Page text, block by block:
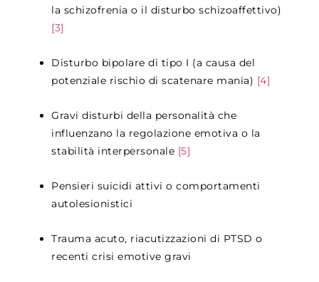
la schizofrenia o il disturbo schizoaffettivo)
[3]
Disturbo bipolare di tipo I (a causa del
potenziale rischio di scatenare mania) [4]
Gravi disturbi della personalità che
influenzano la regolazione emotiva o la
stabilità interpersonale [5]
Pensieri suicidi attivi o comportamenti
autolesionistici
Trauma acuto, riacutizzazioni di PTSD o
recenti crisi emotive gravi